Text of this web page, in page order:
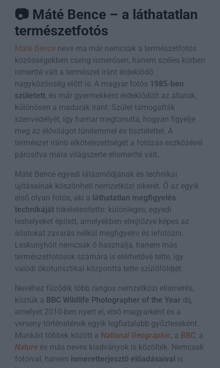
📷 Máté Bence – a láthatatlan
természetfotós
Máté Bence neve ma már nemcsak a természetfotós
közösségekben cseng ismerősen, hanem széles körben
ismertté vált a természet iránt érdeklődő
nagyközönség előtt is. A magyar fotós 1985-ben
született, és már gyermekként érdeklődött az állatok,
különösen a madarak iránt. Szülei támogatták
szenvedélyét, így hamar megtanulta, hogyan figyelje
meg az élővilágot türelemmel és tisztelettel. A
természet iránti elkötelezettségét a fotózás eszközével
párosítva mára világszerte elismertté vált.
Máté Bence egyedi látásmódjának és technikai
újításainak köszönheti nemzetközi sikerét. Ő az egyik
első olyan fotós, aki a láthatatlan megfigyelés
technikáját tökéletesítette: különleges, egyedi
leshelyeket épített, amelyekben elrejtőzve képes az
állatokat zavarás nélkül megfigyelni és lefotózni.
Leskunyhóit nemcsak ő használja, hanem más
természetfotósok számára is elérhetővé tette, így
valódi ökoturisztikai központtá tette szülőföldjét.
Nevéhez fűződik több rangos nemzetközi elismerés,
köztük a BBC Wildlife Photographer of the Year díj,
amelyet 2010-ben nyert el, első magyarként és a
verseny történetének egyik legfiatalabb győzteseként.
Munkáit többek között a National Geographic, a BBC, a
Nature és más neves kiadványok is közölték. Nemcsak
fotóival, hanem ismeretterjesztő előadásaival is